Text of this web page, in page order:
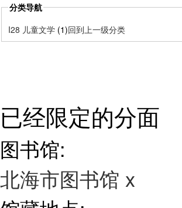
分类导航
I28 儿童文学 (1)回到上一级分类
已经限定的分面
图书馆:
北海市图书馆 x